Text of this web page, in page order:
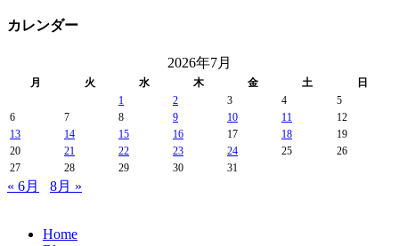
カレンダー
2026年7月
月 火 水 木 金 土
日
1
2 3 4
5
6
7 8 9 10 11
12
13
14 15 16 17 18
19
20
21 22 23 24 25
26
27
28 29 30 31
« 6月 8月 »
Home